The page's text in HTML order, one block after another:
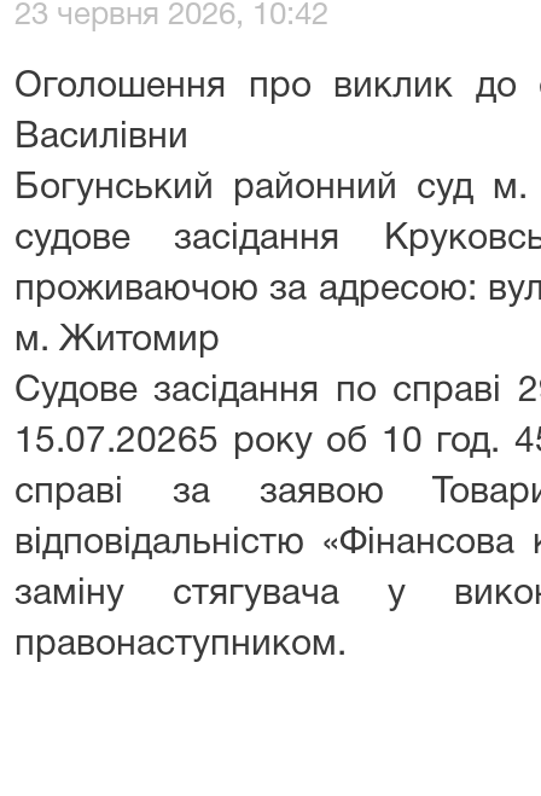
23 червня 2026, 10:42
Оголошення про виклик до
Василівни
Богунський районний суд
судове засідання
проживаючою за адресою:
м. Житомир
Судове засідання по справі
15.07.20265 року об 10 год.
справі за заявою
відповідальністю
заміну стягувача у
правонаступником.